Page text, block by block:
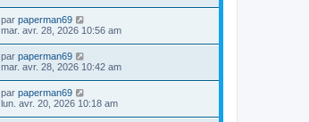
par paperman69
mar. avr. 28, 2026 10:56 am
par paperman69
mar. avr. 28, 2026 10:42 am
par paperman69
lun. avr. 20, 2026 10:18 am